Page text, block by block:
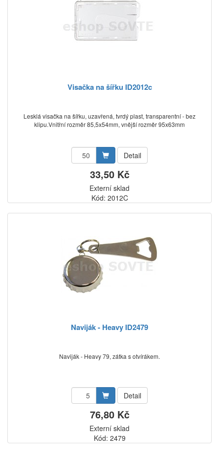
Visačka na šířku ID2012c
Lesklá visačka na šířku, uzavřená, tvrdý plast, transparentní - bez
klipu.Vnitřní rozměr 85,5x54mm, vnější rozměr 95x63mm
Detail
33,50 Kč
Externí sklad
Kód: 2012C
Naviják - Heavy ID2479
Naviják - Heavy 79, zátka s otvírákem.
Detail
76,80 Kč
Externí sklad
Kód: 2479